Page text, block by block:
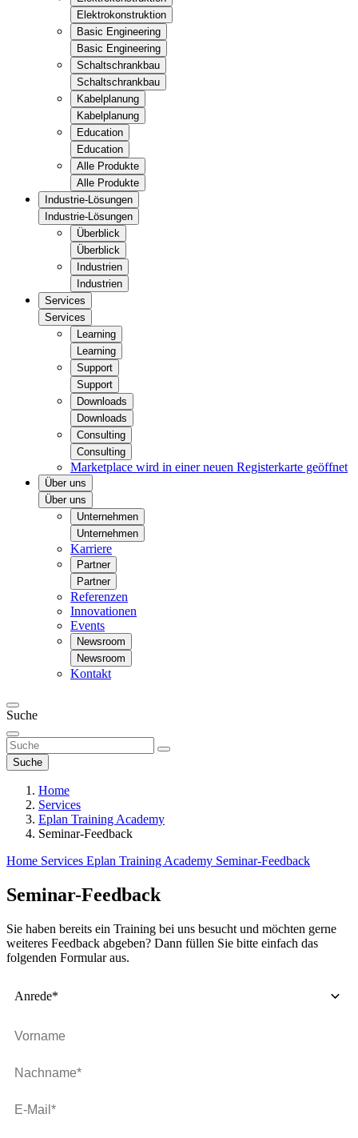
Elektrokonstruktion
Basic Engineering
Basic Engineering
Schaltschrankbau
Schaltschrankbau
Kabelplanung
Kabelplanung
Education
Education
Alle Produkte
Alle Produkte
Industrie-Lösungen
Industrie-Lösungen
Überblick
Überblick
Industrien
Industrien
Services
Services
Learning
Learning
Support
Support
Downloads
Downloads
Consulting
Consulting
Marketplace wird in einer neuen Registerkarte geöffnet
Über uns
Über uns
Unternehmen
Unternehmen
Karriere
Partner
Partner
Referenzen
Innovationen
Events
Newsroom
Newsroom
Kontakt
Suche
Suche
Home
Services
Eplan Training Academy
Seminar-Feedback
Home Services Eplan Training Academy Seminar-Feedback
Seminar-Feedback
Sie haben bereits ein Training bei uns besucht und möchten gerne
weiteres Feedback abgeben? Dann füllen Sie bitte einfach das
folgenden Formular aus.
Anrede*